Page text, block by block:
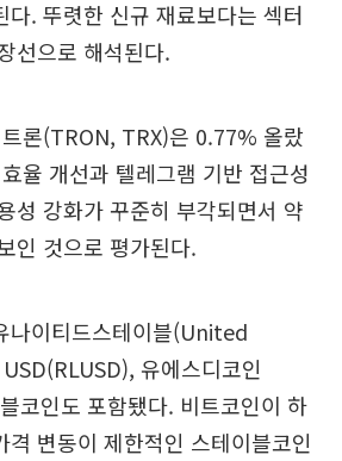
다. 뚜렷한 신규 재료보다는 섹터
선으로 해석된다.
론(TRON, TRX)은 0.77% 올랐
율 개선과 텔레그램 기반 접근성
성 강화가 꾸준히 부각되면서 약
인 것으로 평가된다.
나이티드스테이블(United
유에스디코인
코인도 포함됐다. 비트코인이 하
격 변동이 제한적인 스테이블코인